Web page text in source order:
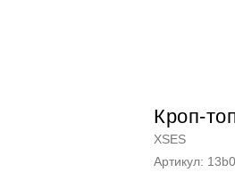
Кроп-
XSES
Артикул: